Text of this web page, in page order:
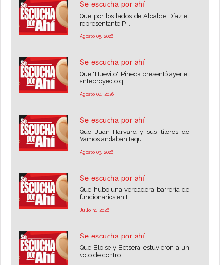
Se escucha por ahí
Que por los lados de Alcalde Díaz el
representante P ...
Agosto 05, 2026
Se escucha por ahí
Que "Huevito" Pineda presentó ayer el
anteproyecto q ...
Agosto 04, 2026
Se escucha por ahí
Que Juan Harvard y sus títeres de
Vamos andaban taqu ...
Agosto 03, 2026
Se escucha por ahí
Que hubo una verdadera barrería de
funcionarios en L ...
Julio 31, 2026
Se escucha por ahí
Que Bloise y Betserai estuvieron a un
voto de contro ...